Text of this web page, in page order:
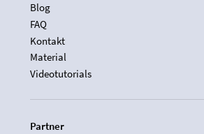
Blog
FAQ
Kontakt
Material
Videotutorials
Partner